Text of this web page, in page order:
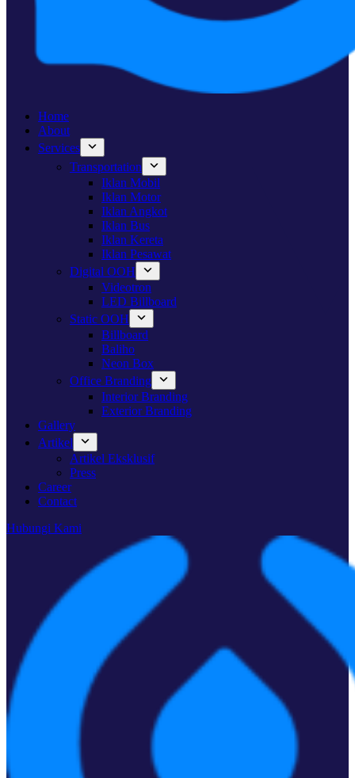
Home
About
Services
Transportation
Iklan Mobil
Iklan Motor
Iklan Angkot
Iklan Bus
Iklan Kereta
Iklan Pesawat
Digital OOH
Videotron
LED Billboard
Static OOH
Billboard
Baliho
Neon Box
Office Branding
Interior Branding
Exterior Branding
Gallery
Artikel
Artikel Eksklusif
Press
Career
Contact
Hubungi Kami